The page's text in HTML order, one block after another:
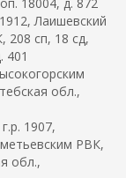
Лаишевский
сп, 18 сд,
401
обл.,
1907,
РВК,
обл.,